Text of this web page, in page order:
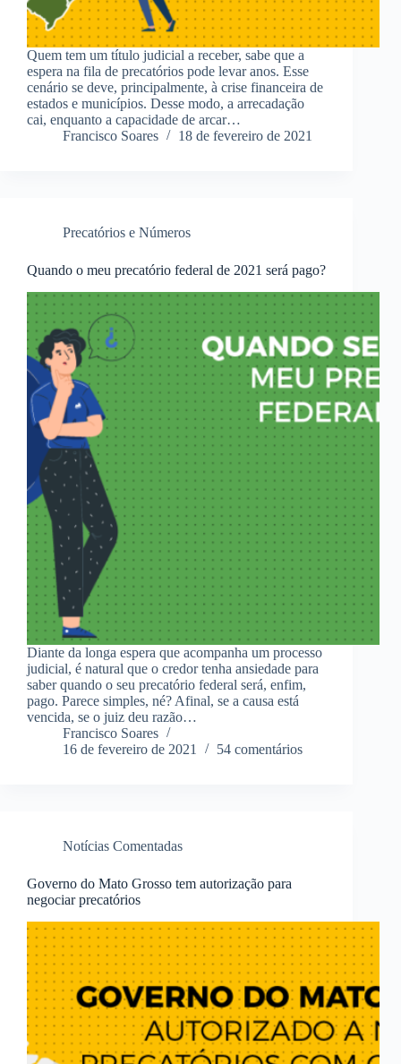
Quem tem um título judicial a receber, sabe que a
espera na fila de precatórios pode levar anos. Esse
cenário se deve, principalmente, à crise financeira de
estados e municípios. Desse modo, a arrecadação
cai, enquanto a capacidade de arcar…
Francisco Soares
18 de fevereiro de 2021
Precatórios e Números
Quando o meu precatório federal de 2021 será pago?
Diante da longa espera que acompanha um processo
judicial, é natural que o credor tenha ansiedade para
saber quando o seu precatório federal será, enfim,
pago. Parece simples, né? Afinal, se a causa está
vencida, se o juiz deu razão…
Francisco Soares
16 de fevereiro de 2021
54 comentários
Notícias Comentadas
Governo do Mato Grosso tem autorização para
negociar precatórios